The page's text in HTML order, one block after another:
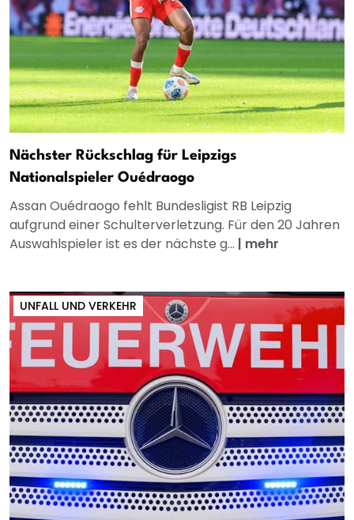
Nächster Rückschlag für Leipzigs
Nationalspieler Ouédraogo
Assan Ouédraogo fehlt Bundesligist RB Leipzig
aufgrund einer Schulterverletzung. Für den 20 Jahren
Auswahlspieler ist es der nächste g... | mehr
UNFALL UND VERKEHR